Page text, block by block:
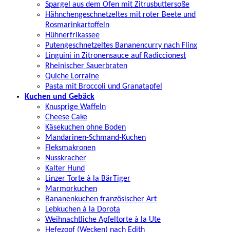
Spargel aus dem Ofen mit Zitrusbuttersoße
Hähnchengeschnetzeltes mit roter Beete und
Rosmarinkartoffeln
Hühnerfrikassee
Putengeschnetzeltes Bananencurry nach Flinx
Linguini in Zitronensauce auf Radiccionest
Rheinischer Sauerbraten
Quiche Lorraine
Pasta mit Broccoli und Granatapfel
Kuchen und Gebäck
Knusprige Waffeln
Cheese Cake
Käsekuchen ohne Boden
Mandarinen-Schmand-Kuchen
Fleksmakronen
Nusskracher
Kalter Hund
Linzer Torte à la BärTiger
Marmorkuchen
Bananenkuchen französischer Art
Lebkuchen á la Dorota
Weihnachtliche Apfeltorte à la Ute
Hefezopf (Wecken) nach Edith